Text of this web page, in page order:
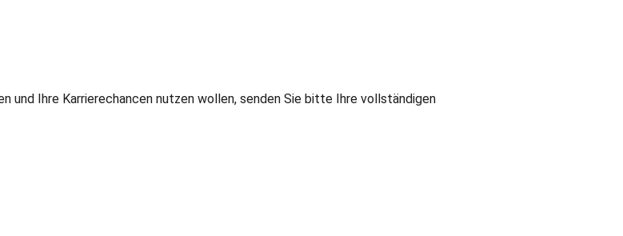
und Ihre Karrierechancen nutzen wollen, senden Sie bitte Ihre vollständigen